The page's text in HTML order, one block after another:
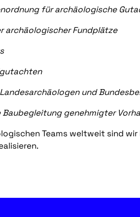
für archäologische
archäologischer Fundplätze
und
genehmigter
Teams weltweit sind wir